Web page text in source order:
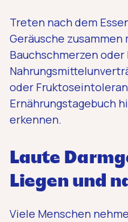
Treten nach dem
Geräusche zusammen
Bauchschmerzen
oder
Ernährungstagebuch
erkennen.
Laute
Liegen und
Viele Menschen